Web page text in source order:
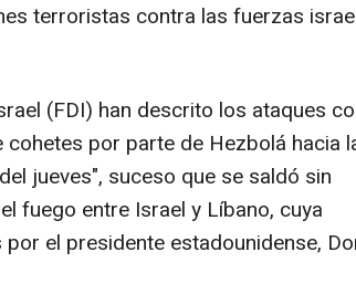
terroristas contra las fuerzas
(FDI) han descrito los ataques
por parte de Hezbolá hacia
jueves", suceso que se saldó sin
fuego entre Israel y Líbano, cuya
el presidente estadounidense,